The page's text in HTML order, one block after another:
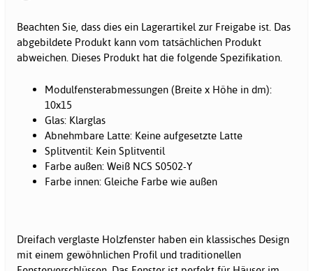
Beachten Sie, dass dies ein Lagerartikel zur Freigabe ist. Das
abgebildete Produkt kann vom tatsächlichen Produkt
abweichen. Dieses Produkt hat die folgende Spezifikation.
Modulfensterabmessungen (Breite x Höhe in dm):
10x15
Glas: Klarglas
Abnehmbare Latte: Keine aufgesetzte Latte
Splitventil: Kein Splitventil
Farbe außen: Weiß NCS S0502-Y
Farbe innen: Gleiche Farbe wie außen
Dreifach verglaste Holzfenster haben ein klassisches Design
mit einem gewöhnlichen Profil und traditionellen